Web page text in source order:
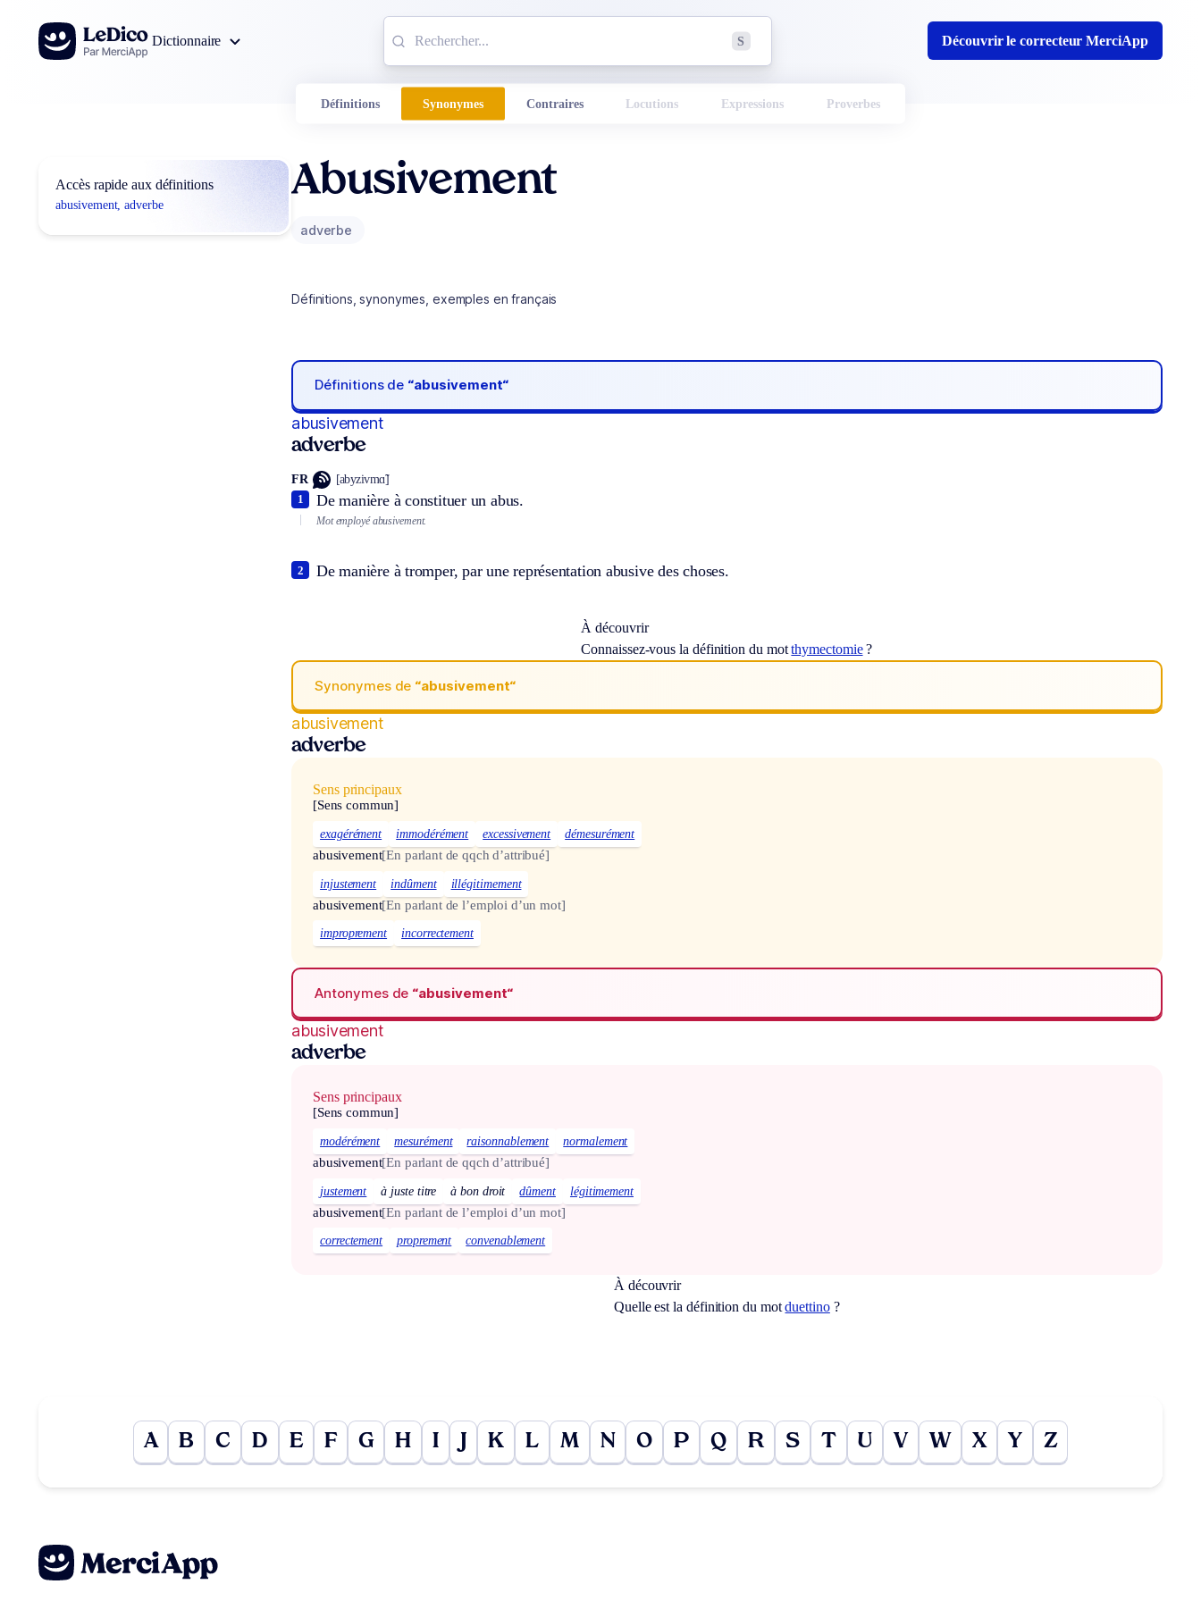
Aller au contenu
Dictionnaire
S Découvrir le correcteur MerciApp
Définitions Synonymes Contraires Locutions Expressions Proverbes
Accès rapide aux définitions
abusivement, adverbe
Abusivement
adverbe
Définitions, synonymes, exemples en français
Définitions de “abusivement“
abusivement
adverbe
FR [abyzivmɑ̃]
De manière à constituer un abus.
1
Mot employé abusivement.
De manière à tromper, par une représentation abusive des choses.
2
À découvrir
Connaissez-vous la définition du motthymectomie?
Synonymes de “abusivement“
abusivement
adverbe
Sens principaux
[Sens commun]
exagérément immodérément excessivement démesurément
abusivement[En parlant de qqch d’attribué]
injustement indûment illégitimement
abusivement[En parlant de l’emploi d’un mot]
improprement incorrectement
Antonymes de “abusivement“
abusivement
adverbe
Sens principaux
[Sens commun]
modérément mesurément raisonnablement normalement
abusivement[En parlant de qqch d’attribué]
justement à juste titre à bon droit dûment légitimement
abusivement[En parlant de l’emploi d’un mot]
correctement proprement convenablement
À découvrir
Quelle est la définition du motduettino?
A B C D E F G H I J K L M N O P Q R S T U V W X Y Z